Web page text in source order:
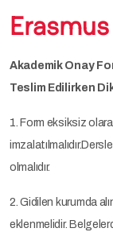
Erasmus
Akademik Onay
Teslim Edilirken
1. Form eksiksiz
olmalıdır.
2. Gidilen kurumda
eklenmelidir.